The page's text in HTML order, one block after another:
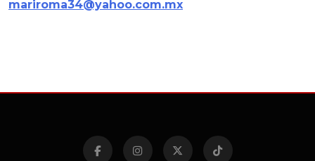
mariroma34@yahoo.com.mx